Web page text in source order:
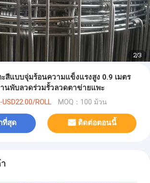
2/3
สีแบบจุ่มร้อนความแข็งแรงสูง 0.9 เมตร
นพับลวดร่วมรั้วลวดตาข่ายแพะ
ROLL MOQ：100 ม้วน
ที่สุด ติดต่อตอนนี้